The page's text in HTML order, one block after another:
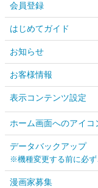
会員登録
はじめてガイド
お知らせ
お客様情報
表示コンテンツ設定
ホーム画面へのアイコ
データバックアップ
※機種変更する前に必ず
漫画家募集